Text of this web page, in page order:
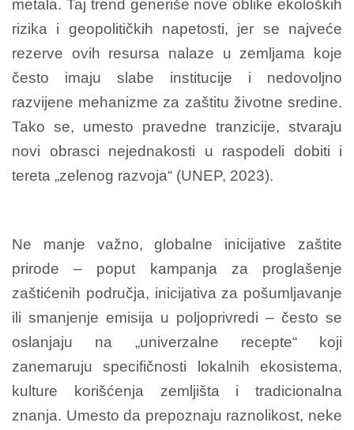
metala. Taj trend generiše nove oblike ekoloških
rizika i geopolitičkih napetosti, jer se najveće
rezerve ovih resursa nalaze u zemljama koje
često imaju slabe institucije i nedovoljno
razvijene mehanizme za zaštitu životne sredine.
Tako se, umesto pravedne tranzicije, stvaraju
novi obrasci nejednakosti u raspodeli dobiti i
tereta „zelenog razvoja“ (UNEP, 2023).
Ne manje važno, globalne inicijative zaštite
prirode – poput kampanja za proglašenje
zaštićenih područja, inicijativa za pošumljavanje
ili smanjenje emisija u poljoprivredi – često se
oslanjaju na „univerzalne recepte“ koji
zanemaruju specifičnosti lokalnih ekosistema,
kulture korišćenja zemljišta i tradicionalna
znanja. Umesto da prepoznaju raznolikost, neke